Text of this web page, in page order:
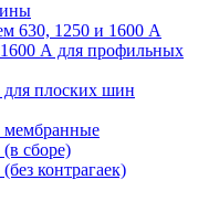
630, 1250 и 1600 А
А для профильных
плоских шин
мембранные
сборе)
контрагаек)